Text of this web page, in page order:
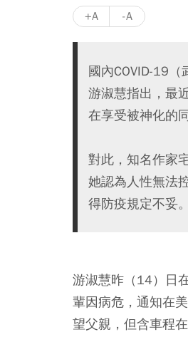
+A -A
國內COVID-19
游淑慧指出，最
在享受被神化的
對此，知名作家
她認為人性無法
得防疫規定不妥。
游淑慧昨（14）日
輩因病危，通知在
望父親，但含車程